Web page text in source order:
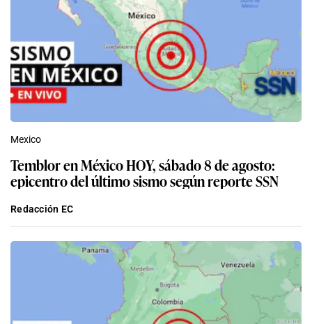
Mexico
Temblor en México HOY, sábado 8 de agosto:
epicentro del último sismo según reporte SSN
Redacción EC